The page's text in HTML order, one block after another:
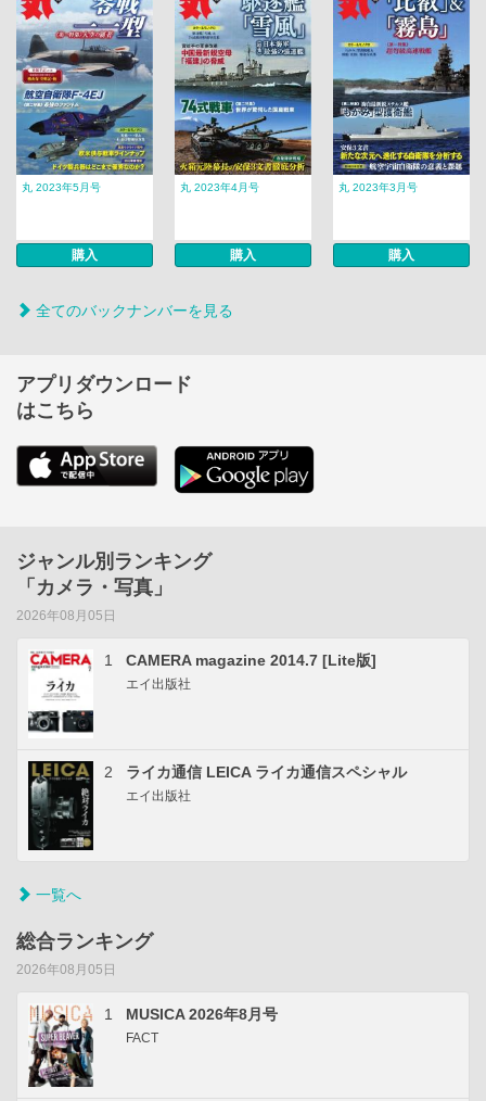
丸 2023年5月号
購入
丸 2023年4月号
購入
丸 2023年3月号
購入
全てのバックナンバーを見る
アプリダウンロード
はこちら
ジャンル別ランキング
「カメラ・写真」
2026年08月05日
1 CAMERA magazine 2014.7 [Lite版]
エイ出版社
2 ライカ通信 LEICA ライカ通信スペシャル
エイ出版社
一覧へ
総合ランキング
2026年08月05日
1 MUSICA 2026年8月号
FACT